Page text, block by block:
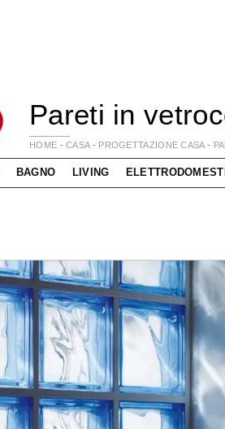
Pareti in
HOME -CASA- PROGETTAZIONE CASA -
BAGNO LIVING